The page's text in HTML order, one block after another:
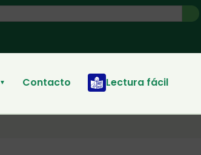
▼ Contacto Lectura fácil